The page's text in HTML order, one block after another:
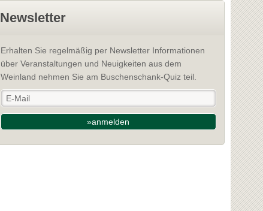
Newsletter
Erhalten Sie regelmäßig per Newsletter Informationen
über Veranstaltungen und Neuigkeiten aus dem
Weinland nehmen Sie am Buschenschank-Quiz teil.
»anmelden